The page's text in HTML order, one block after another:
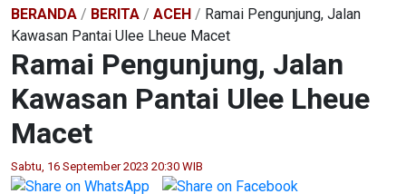
BERANDA / BERITA / ACEH / Ramai Pengunjung, Jalan
Kawasan Pantai Ulee Lheue Macet
Ramai Pengunjung, Jalan
Kawasan Pantai Ulee Lheue
Macet
Sabtu, 16 September 2023 20:30 WIB